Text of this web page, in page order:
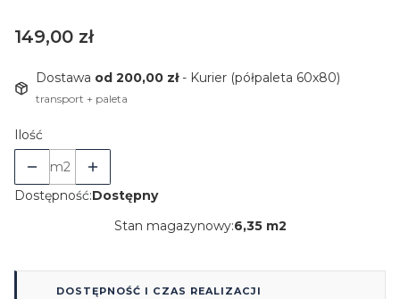
Cena
149,00 zł
Dostawa od 200,00 zł- Kurier (półpaleta 60x80)
transport + paleta
Ilość
m2
Dostępność:Dostępny
Stan magazynowy:6,35 m2
DOSTĘPNOŚĆ I CZAS REALIZACJI